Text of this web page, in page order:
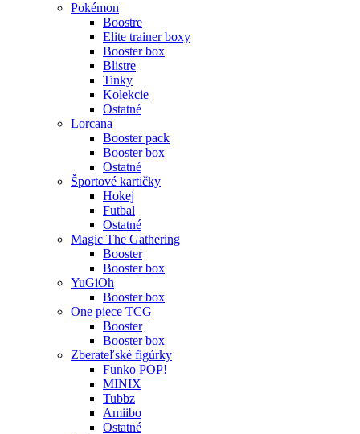
Pokémon
Boostre
Elite trainer boxy
Booster box
Blistre
Tinky
Kolekcie
Ostatné
Lorcana
Booster pack
Booster box
Ostatné
Športové kartičky
Hokej
Futbal
Ostatné
Magic The Gathering
Booster
Booster box
YuGiOh
Booster box
One piece TCG
Booster
Booster box
Zberateľské figúrky
Funko POP!
MINIX
Tubbz
Amiibo
Ostatné